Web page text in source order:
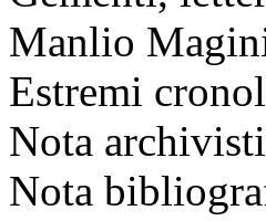
Manlio
Estremi
Nota
Nota